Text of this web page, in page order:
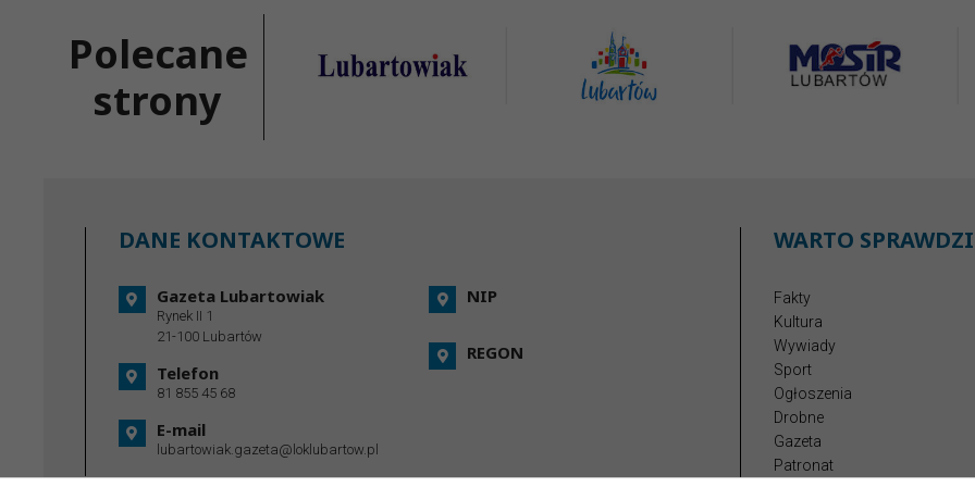
Polecane
strony
DANE KONTAKTOWE
Gazeta Lubartowiak
Rynek II 1
21-100 Lubartów
Telefon
81 855 45 68
E-mail
lubartowiak.gazeta@loklubartow.pl
NIP
REGON
WARTO
Fakty
Kultura
Wywiady
Sport
Ogłoszenia
Drobne
Gazeta
Patronat